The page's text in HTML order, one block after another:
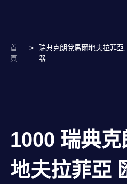
首
頁
>
瑞典克朗兌馬爾地夫拉菲
器
1000 瑞典
地夫拉菲亞